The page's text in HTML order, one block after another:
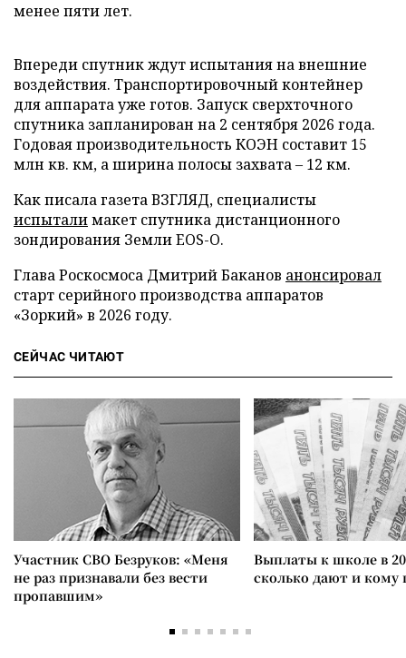
менее пяти лет.
Впереди спутник ждут испытания на внешние
воздействия. Транспортировочный контейнер
для аппарата уже готов. Запуск сверхточного
спутника запланирован на 2 сентября 2026 года.
Годовая производительность КОЭН составит 15
млн кв. км, а ширина полосы захвата – 12 км.
Как писала газета ВЗГЛЯД, специалисты
испыталимакет спутника дистанционного
зондирования Земли EOS-O.
Глава Роскосмоса Дмитрий Баканов анонсировал
старт серийного производства аппаратов
«Зоркий» в 2026 году.
СЕЙЧАС ЧИТАЮТ
Участник СВО Безруков: «Меня
не раз признавали без вести
пропавшим»
Выплаты к школе в
сколько дают и